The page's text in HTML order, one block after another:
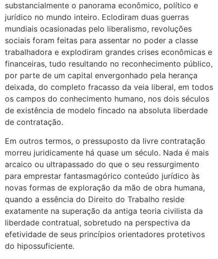
substancialmente o panorama econômico, político e
jurídico no mundo inteiro. Eclodiram duas guerras
mundiais ocasionadas pelo liberalismo, revoluções
sociais foram feitas para assentar no poder a classe
trabalhadora e explodiram grandes crises econômicas e
financeiras, tudo resultando no reconhecimento público,
por parte de um capital envergonhado pela herança
deixada, do completo fracasso da veia liberal, em todos
os campos do conhecimento humano, nos dois séculos
de existência de modelo fincado na absoluta liberdade
de contratação.
Em outros termos, o pressuposto da livre contratação
morreu juridicamente há quase um século. Nada é mais
arcaico ou ultrapassado do que o seu ressurgimento
para emprestar fantasmagórico conteúdo jurídico às
novas formas de exploração da mão de obra humana,
quando a essência do Direito do Trabalho reside
exatamente na superação da antiga teoria civilista da
liberdade contratual, sobretudo na perspectiva da
efetividade de seus princípios orientadores protetivos
do hipossuficiente.